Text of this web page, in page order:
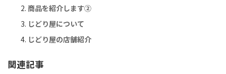
商品を紹介します②
じどり屋について
じどり屋の店舗紹介
関連記事